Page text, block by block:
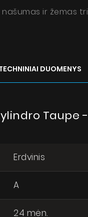
ir žemas
DUOMENYS
Erdvinis
A
24 mėn.